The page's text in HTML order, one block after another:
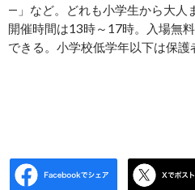
―」など。どれも小学生から大人
開催時間は13時～17時。入場無
できる。小学校低学年以下は保護